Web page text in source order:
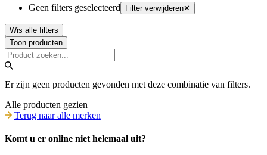
Geen filters geselecteerd Filter verwijderen✕
Wis alle filters
Toon producten
Er zijn geen producten gevonden met deze combinatie van filters.
Alle producten gezien
Terug naar alle merken
Komt u er online niet helemaal uit?